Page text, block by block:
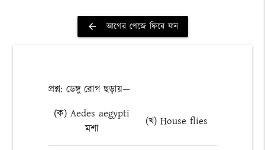
arrow_back আগের পেজে ফিরে যান
প্রশ্ন: ডেঙ্গু রোগ ছড়ায়—
(ক) Aedes aegypti
মশা
(খ) House flies